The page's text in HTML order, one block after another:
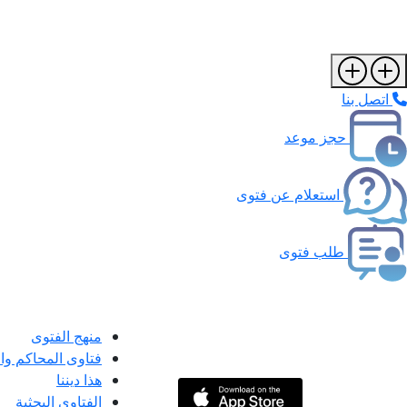
اتصل بنا
حجز موعد
استعلام عن فتوى
طلب فتوى
منهج الفتوى
فتاوى المحاكم
هذا ديننا
الفتاوى البحثية